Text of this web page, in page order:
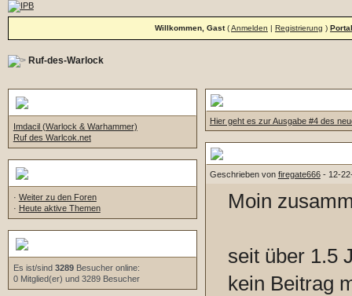
Willkommen, Gast(Anmelden | Registrierung ) Portal
Ruf-des-Warlock
Imdacil (Warlock & Warhammer)
Ruf des Warlcok.net
· Weiter zu den Foren
· Heute aktive Themen
Es ist/sind 3289Besucher online:
0 Mitglied(er) und 3289 Besucher
Hier geht es zur Ausgabe #4 des
Geschrieben von firegate666- 12-
Moin
seit über 1.5
kein Beitrag